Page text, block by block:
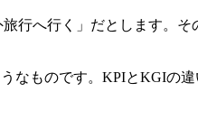
行へ行く」だとします
なものです。KPIとKGIの